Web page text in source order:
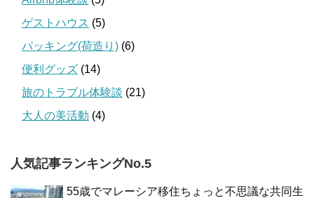
ゲストハウス (5)
パッキング(荷造り) (6)
便利グッズ (14)
旅のトラブル体験談 (21)
大人の美活動 (4)
人気記事ランキングNo.5
55歳でマレーシア移住ちょっと不思議な共同生